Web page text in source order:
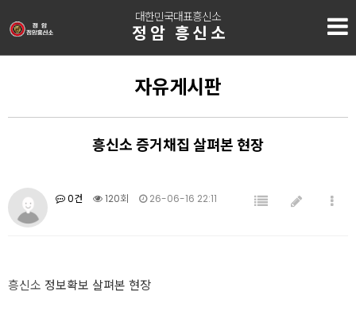
대한민국대표흥신소
정암 흥신소
자유게시판
흥신소 증거채집 살펴본 현장
0건 120회 26-06-16 22:11
흥신소 정보확보 살펴본 현장